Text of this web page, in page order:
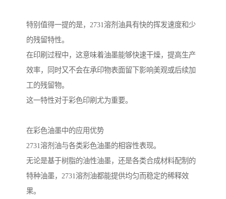
特别值得一提的是，2731溶剂油具有快的挥发速度和少
的残留特性。
在印刷过程中，这意味着油墨能够快速干燥，提高生产
效率，同时又不会在承印物表面留下影响美观或后续加
工的残留物。
这一特性对于彩色印刷尤为重要。
在彩色油墨中的应用优势
2731溶剂油与各类彩色油墨的相容性表现。
无论是基于树脂的油性油墨，还是各类合成材料配制的
特种油墨，2731溶剂油都能提供均匀而稳定的稀释效
果。